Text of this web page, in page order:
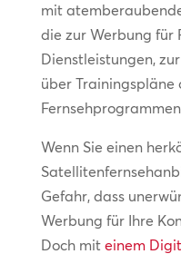
mit
die zur Werbung für
Dienstleistungen,
über
Wenn Sie einen
Gefahr, dass
Werbung für Ihre
Doch mit einem